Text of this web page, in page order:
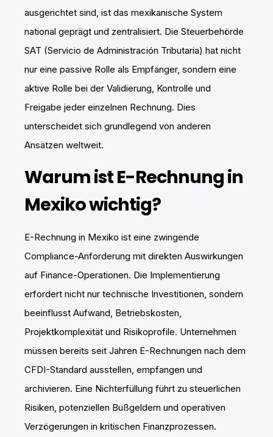
ausgerichtet sind, ist das mexikanische System
national geprägt und zentralisiert. Die Steuerbehörde
SAT (Servicio de Administración Tributaria) hat nicht
nur eine passive Rolle als Empfänger, sondern eine
aktive Rolle bei der Validierung, Kontrolle und
Freigabe jeder einzelnen Rechnung. Dies
unterscheidet sich grundlegend von anderen
Ansätzen weltweit.
Warum ist E-Rechnung in
Mexiko wichtig?
E-Rechnung in Mexiko ist eine zwingende
Compliance-Anforderung mit direkten Auswirkungen
auf Finance-Operationen. Die Implementierung
erfordert nicht nur technische Investitionen, sondern
beeinflusst Aufwand, Betriebskosten,
Projektkomplexität und Risikoprofile. Unternehmen
müssen bereits seit Jahren E-Rechnungen nach dem
CFDI-Standard ausstellen, empfangen und
archivieren. Eine Nichterfüllung führt zu steuerlichen
Risiken, potenziellen Bußgeldern und operativen
Verzögerungen in kritischen Finanzprozessen.